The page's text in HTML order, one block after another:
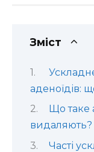
Зміст
аденоїдів:
Що таке
видаляють?
Часті